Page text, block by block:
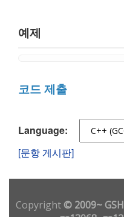
예제
코드 제출
Language:
[문항 게시판]
Copyright© 2009~